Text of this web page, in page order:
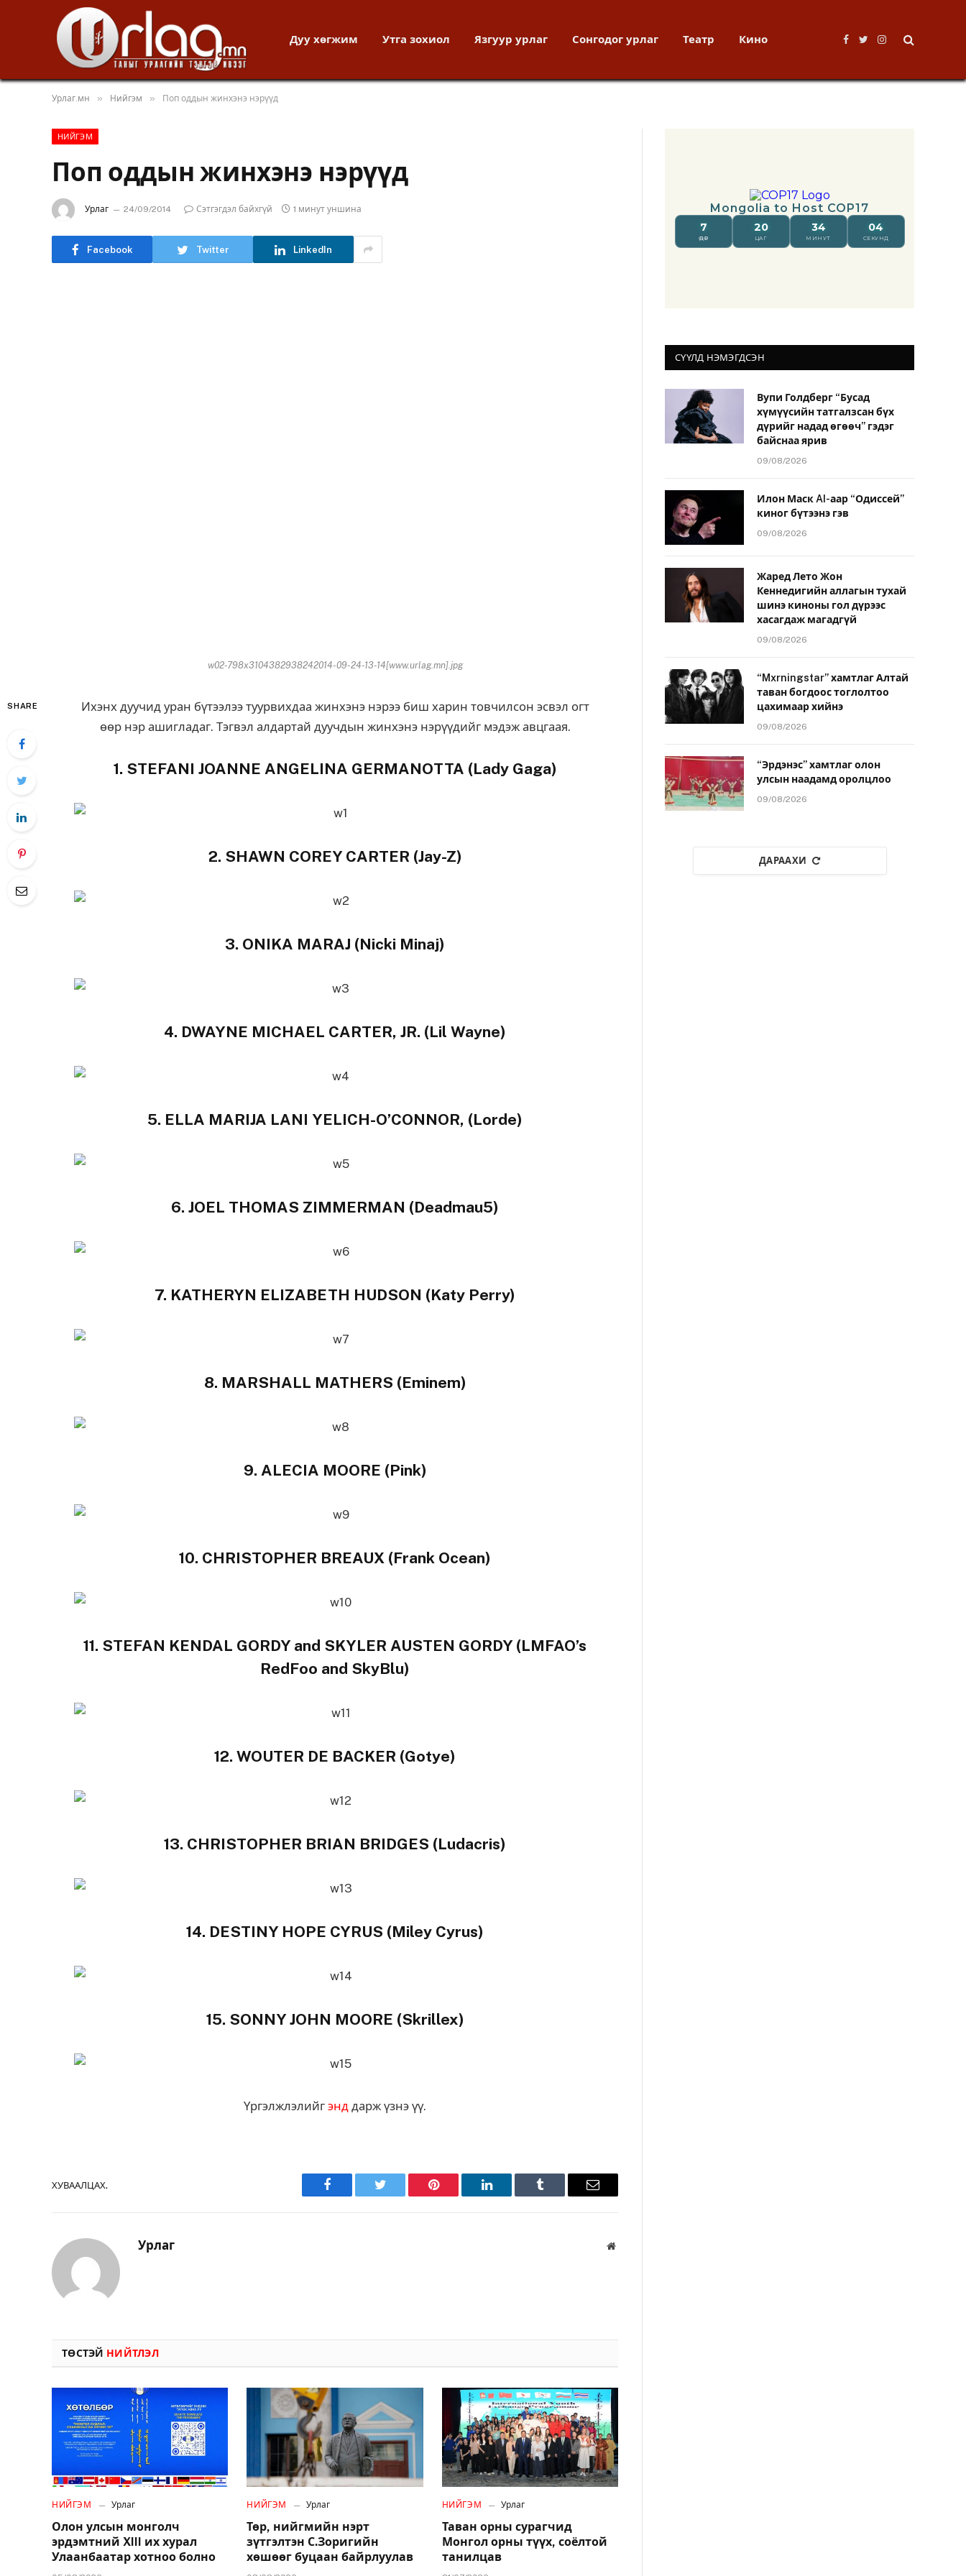
Дуу хөгжим Утга зохиол Язгуур урлаг Сонгодог урлаг Театр Кино
Facebook
TwitterInstagram
Урлаг.мн » Нийгэм » Поп оддын жинхэнэ нэрүүд
НИЙГЭМ
Поп оддын жинхэнэ нэрүүд
Урлаг 24/09/2014 Сэтгэгдэл байхгүй 1 минут уншина
Facebook Twitter LinkedIn
w02-798x3104382938242014-09-24-13-14[www.urlag.mn].jpg
SHARE
Ихэнх дуучид уран бүтээлээ туурвихдаа жинхэнэ нэрээ биш харин товчилсон эсвэл огт
өөр нэр ашигладаг. Тэгвэл алдартай дуучдын жинхэнэ нэрүүдийг мэдэж авцгаая.
1. STEFANI JOANNE ANGELINA GERMANOTTA (Lady Gaga)
2. SHAWN COREY CARTER (Jay-Z)
3. ONIKA MARAJ (Nicki Minaj)
4. DWAYNE MICHAEL CARTER, JR. (Lil Wayne)
5. ELLA MARIJA LANI YELICH-O’CONNOR, (Lorde)
6. JOEL THOMAS ZIMMERMAN (Deadmau5)
7. KATHERYN ELIZABETH HUDSON (Katy Perry)
8. MARSHALL MATHERS (Eminem)
9. ALECIA MOORE (Pink)
10. CHRISTOPHER BREAUX (Frank Ocean)
11. STEFAN KENDAL GORDY and SKYLER AUSTEN GORDY (LMFAO’s
RedFoo and SkyBlu)
12. WOUTER DE BACKER (Gotye)
13. CHRISTOPHER BRIAN BRIDGES (Ludacris)
14. DESTINY HOPE CYRUS (Miley Cyrus)
15. SONNY JOHN MOORE (Skrillex)
Үргэлжлэлийг энд дарж үзнэ үү.
ХУВААЛЦАХ.
Facebook Twitter Pinterest LinkedIn Tumblr Имэйл
Урлаг Вэбсайт
ТӨСТЭЙ НИЙТЛЭЛ
НИЙГЭМ Урлаг
Олон улсын монголч
эрдэмтний XIII их хурал
Улаанбаатар хотноо болно
НИЙГЭМ Урлаг
Төр, нийгмийн нэрт
зүтгэлтэн С.Зоригийн
хөшөөг буцаан байрлуулав
НИЙГЭМ Урлаг
Таван орны сурагчид
Монгол орны түүх, соёлтой
танилцав
СҮҮЛД НЭМЭГДСЭН
Вупи Голдберг “Бусад
хүмүүсийн татгалзсан бүх
дүрийг надад өгөөч” гэдэг
байснаа ярив
09/08/2026
Илон Маск AI-аар “Одиссей”
киног бүтээнэ гэв
09/08/2026
Жаред Лето Жон
Кеннедигийн аллагын тухай
шинэ киноны гол дүрээс
хасагдаж магадгүй
09/08/2026
“Mxrningstar” хамтлаг Алтай
таван богдоос тоглолтоо
цахимаар хийнэ
09/08/2026
“Эрдэнэс” хамтлаг олон
улсын наадамд оролцлоо
09/08/2026
ДАРААХИ